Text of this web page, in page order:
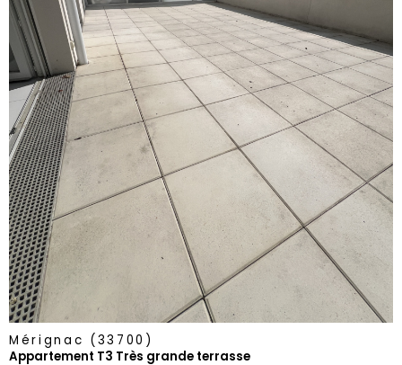
voir le
bien
Mérignac (33700)
Appartement T3 Très grande terrasse